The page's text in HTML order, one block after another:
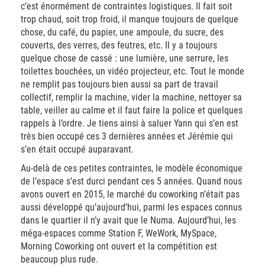
c’est énormément de contraintes logistiques. Il fait soit
trop chaud, soit trop froid, il manque toujours de quelque
chose, du café, du papier, une ampoule, du sucre, des
couverts, des verres, des feutres, etc. Il y a toujours
quelque chose de cassé : une lumière, une serrure, les
toilettes bouchées, un vidéo projecteur, etc. Tout le monde
ne remplit pas toujours bien aussi sa part de travail
collectif, remplir la machine, vider la machine, nettoyer sa
table, veiller au calme et il faut faire la police et quelques
rappels à l’ordre. Je tiens ainsi à saluer Yann qui s’en est
très bien occupé ces 3 dernières années et Jérémie qui
s’en était occupé auparavant.
Au-delà de ces petites contraintes, le modèle économique
de l’espace s’est durci pendant ces 5 années. Quand nous
avons ouvert en 2015, le marché du coworking n’était pas
aussi développé qu’aujourd’hui, parmi les espaces connus
dans le quartier il n’y avait que le Numa. Aujourd’hui, les
méga-espaces comme Station F, WeWork, MySpace,
Morning Coworking ont ouvert et la compétition est
beaucoup plus rude.